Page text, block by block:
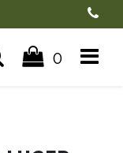
0